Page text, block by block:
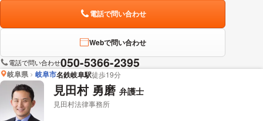
電話で問い合わせ
Webで問い合わせ
電話で問い合わせ050-5366-2395
岐阜県 岐阜市名鉄岐阜駅徒歩19分
見田村 勇磨 弁護士
見田村法律事務所